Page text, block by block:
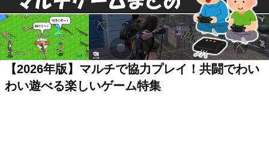
【2026年版】マルチで協力プレイ！共闘でわい
わい遊べる楽しいゲーム特集